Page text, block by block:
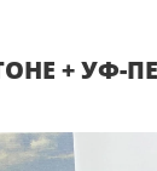
+ УФ-